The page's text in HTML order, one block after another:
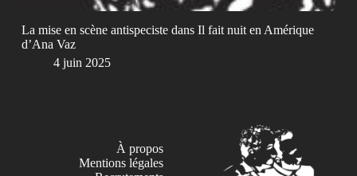
La mise en scène antispeciste dans Il fait nuit en Amérique
d’Ana Vaz
4 juin 2025
À propos
Mentions légales